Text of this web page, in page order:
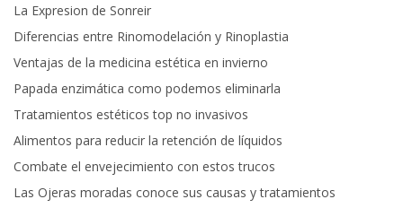
La Expresion de Sonreir
Diferencias entre Rinomodelación y Rinoplastia
Ventajas de la medicina estética en invierno
Papada enzimática como podemos eliminarla
Tratamientos estéticos top no invasivos
Alimentos para reducir la retención de líquidos
Combate el envejecimiento con estos trucos
Las Ojeras moradas conoce sus causas y tratamientos